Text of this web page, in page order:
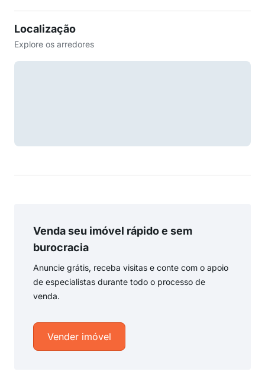
Localização
Explore os arredores
Venda seu imóvel rápido e sem
burocracia
Anuncie grátis, receba visitas e conte com o apoio
de especialistas durante todo o processo de
venda.
Vender imóvel